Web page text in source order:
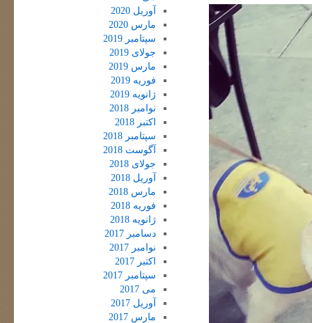
آوریل 2020
مارس 2020
سپتامبر 2019
جولای 2019
مارس 2019
فوریه 2019
ژانویه 2019
نوامبر 2018
اکتبر 2018
سپتامبر 2018
آگوست 2018
جولای 2018
آوریل 2018
مارس 2018
فوریه 2018
ژانویه 2018
دسامبر 2017
نوامبر 2017
اکتبر 2017
سپتامبر 2017
می 2017
آوریل 2017
مارس 2017